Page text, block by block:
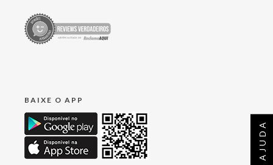
AJUDA
BAIXE O APP